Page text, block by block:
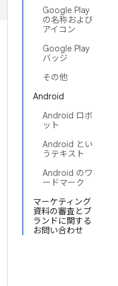
Google Play
の名称および
アイコン
Google Play
バッジ
その他
Android
Android ロボ
ット
Android とい
うテキスト
Android のワ
ードマーク
マーケティング
資料の審査とブ
ランドに関する
お問い合わせ